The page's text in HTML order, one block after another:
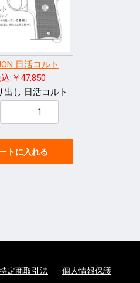
日活コルト
:￥47,850
出し 日活コルト
トに入れる
定商取引法 個人情報保護